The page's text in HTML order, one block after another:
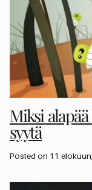
Miksi
syytä
Posted on 11